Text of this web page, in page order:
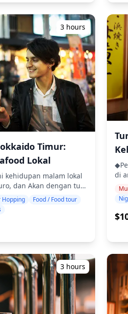
permata tersembunyi
sebagian besar
pertukaran
setempat. ・
bar di lokasi pilihan
Biei & Furano (tur tidak
・Tur kelompok
yang intim dan
Furano, sake lokal,
seperti jingisukan
・Pelajari tentang
makan dari pemandu
kehidupan malam yang
disukai penduduk
6 minuman) ・
lokal termasuk
3 tempat — dipilih
atau bar —
dan pengantaran
・Minuman
yang tidak termasuk
pribadi atau
8 orang. ・Anak-
oleh orang dewasa. ・
untuk peserta berusia
legal di Jepang).
makanan disiapkan
dari Holiday Travel, jadi
setempat
・
3 hours
Timur:
Lokal
kehidupan malam lokal
dan Akan dengan tur
Kunjungi tiga
menikmati hidangan
regional yang unik
terkenal Kushiro,
area Akan, sambil
yang tidak
oleh sebagian besar
di dalam area (tur
area tersebut) ・Tur
pengalaman yang
Hopping
Food / Food tour
di
3 hours